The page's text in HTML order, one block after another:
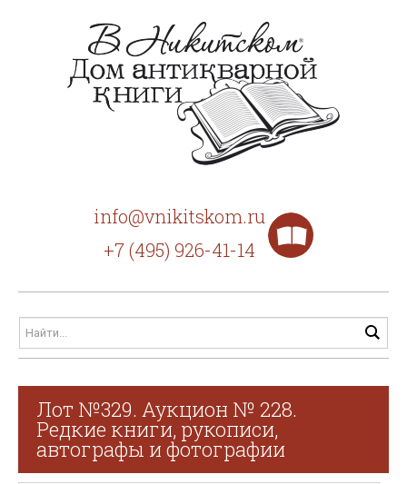
info@vnikitskom.ru
+7 (495) 926-41-14
Лот №329. Аукцион № 228.
Редкие книги, рукописи,
автографы и фотографии